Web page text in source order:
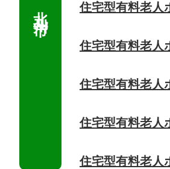
住宅型有料老人
住宅型有料老人
住宅型有料老人
住宅型有料老人
住宅型有料老人